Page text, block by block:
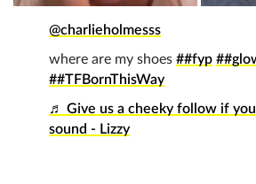
@charlieholmesss
where are my shoes ##fyp
##TFBornThisWay
♬ Give us a cheeky follow if
sound - Lizzy